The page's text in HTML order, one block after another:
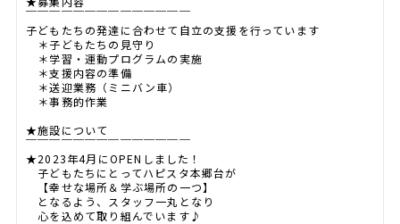
￣￣￣￣￣￣￣￣￣￣￣￣￣￣
子どもたちの発達に合わせて自立の支援を行っています
＊子どもたちの見守り
＊学習・運動プログラムの実施
＊支援内容の準備
＊送迎業務（ミニバン車）
＊事務的作業
★施設について
￣￣￣￣￣￣￣￣￣￣￣￣￣￣
★2023年4月にOPENしました！
子どもたちにとってハピスタ本郷台が
【幸せな場所＆学ぶ場所の一つ】
となるよう、スタッフ一丸となり
心を込めて取り組んでいます♪